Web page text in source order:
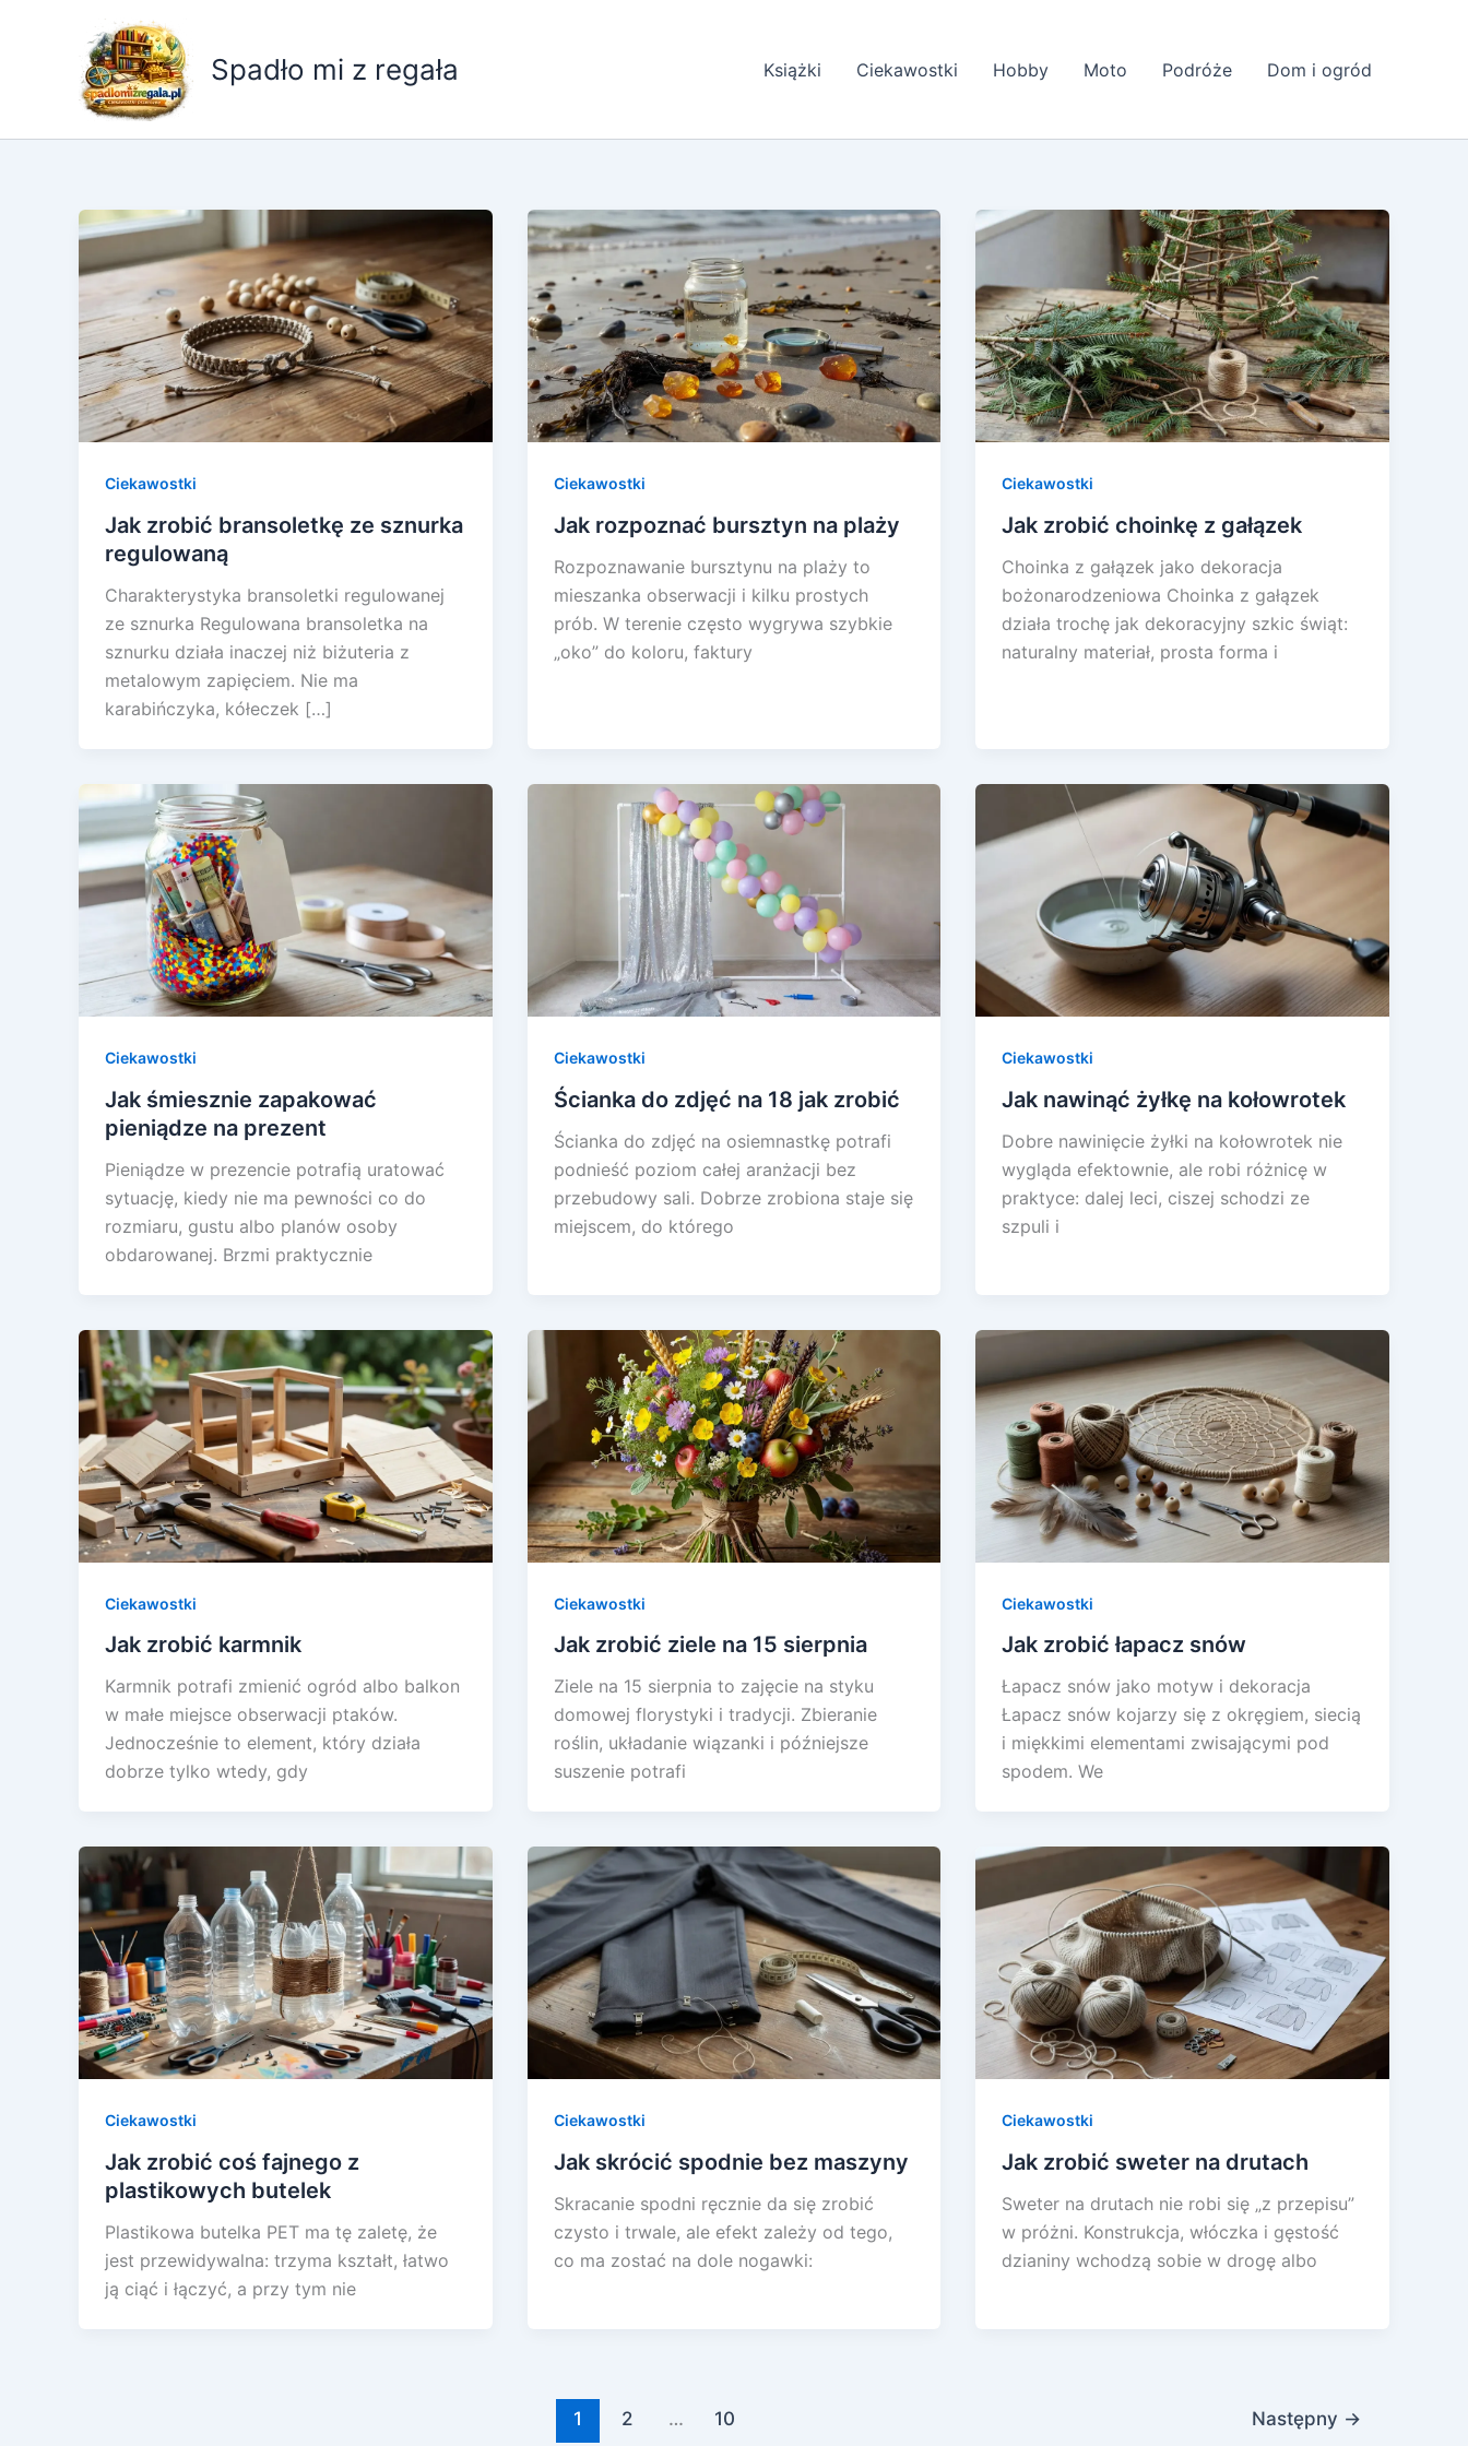
Spadło mi z regała Książki Ciekawostki Hobby Moto Podróże Dom i ogród
Ciekawostki
Jak zrobić bransoletkę ze sznurka
regulowaną
Charakterystyka bransoletki regulowanej
ze sznurka Regulowana bransoletka na
sznurku działa inaczej niż biżuteria z
metalowym zapięciem. Nie ma
karabińczyka, kółeczek […]
Ciekawostki
Jak rozpoznać bursztyn na plaży
Rozpoznawanie bursztynu na plaży to
mieszanka obserwacji i kilku prostych
prób. W terenie często wygrywa szybkie
„oko” do koloru, faktury
Ciekawostki
Jak zrobić choinkę z gałązek
Choinka z gałązek jako dekoracja
bożonarodzeniowa Choinka z gałązek
działa trochę jak dekoracyjny szkic świąt:
naturalny materiał, prosta forma i
Ciekawostki
Jak śmiesznie zapakować
pieniądze na prezent
Pieniądze w prezencie potrafią uratować
sytuację, kiedy nie ma pewności co do
rozmiaru, gustu albo planów osoby
obdarowanej. Brzmi praktycznie
Ciekawostki
Ścianka do zdjęć na 18 jak zrobić
Ścianka do zdjęć na osiemnastkę potrafi
podnieść poziom całej aranżacji bez
przebudowy sali. Dobrze zrobiona staje się
miejscem, do którego
Ciekawostki
Jak nawinąć żyłkę na kołowrotek
Dobre nawinięcie żyłki na kołowrotek nie
wygląda efektownie, ale robi różnicę w
praktyce: dalej leci, ciszej schodzi ze
szpuli i
Ciekawostki
Jak zrobić karmnik
Karmnik potrafi zmienić ogród albo balkon
w małe miejsce obserwacji ptaków.
Jednocześnie to element, który działa
dobrze tylko wtedy, gdy
Ciekawostki
Jak zrobić ziele na 15 sierpnia
Ziele na 15 sierpnia to zajęcie na styku
domowej florystyki i tradycji. Zbieranie
roślin, układanie wiązanki i późniejsze
suszenie potrafi
Ciekawostki
Jak zrobić łapacz snów
Łapacz snów jako motyw i dekoracja
Łapacz snów kojarzy się z okręgiem, siecią
i miękkimi elementami zwisającymi pod
spodem. We
Ciekawostki
Jak zrobić coś fajnego z
plastikowych butelek
Plastikowa butelka PET ma tę zaletę, że
jest przewidywalna: trzyma kształt, łatwo
ją ciąć i łączyć, a przy tym nie
Ciekawostki
Jak skrócić spodnie bez maszyny
Skracanie spodni ręcznie da się zrobić
czysto i trwale, ale efekt zależy od tego,
co ma zostać na dole nogawki:
Ciekawostki
Jak zrobić sweter na drutach
Sweter na drutach nie robi się „z przepisu”
w próżni. Konstrukcja, włóczka i gęstość
dzianiny wchodzą sobie w drogę albo
1 2 … 10 Następny →